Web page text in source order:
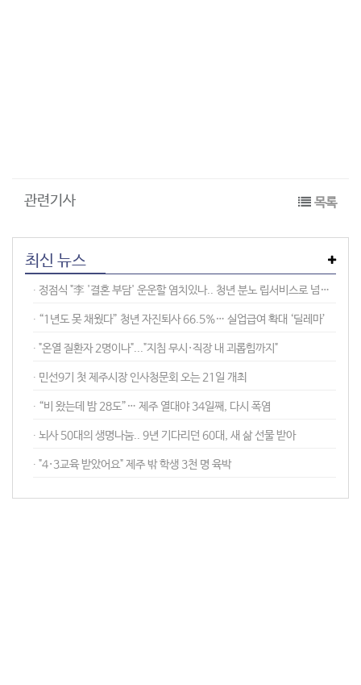
관련기사 목록
최신 뉴스
∙︎ 정점식 "李 '결혼 부담' 운운할 염치있나.. 청년 분노 립서비스로 넘기지 말라"
∙︎ “1년도 못 채웠다” 청년 자진퇴사 66.5%… 실업급여 확대 ‘딜레마’
∙︎ "온열 질환자 2명이나"..."지침 무시·직장 내 괴롭힘까지"
∙︎ 민선9기 첫 제주시장 인사청문회 오는 21일 개최
∙︎ “비 왔는데 밤 28도”… 제주 열대야 34일째, 다시 폭염
∙︎ 뇌사 50대의 생명나눔.. 9년 기다리던 60대, 새 삶 선물 받아
∙︎ "4·3교육 받았어요" 제주 밖 학생 3천 명 육박